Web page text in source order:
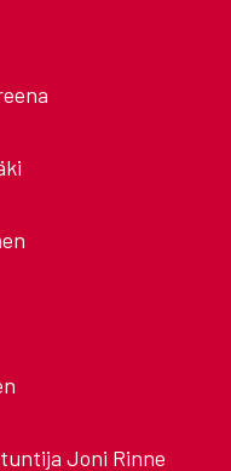
Joni Rinne